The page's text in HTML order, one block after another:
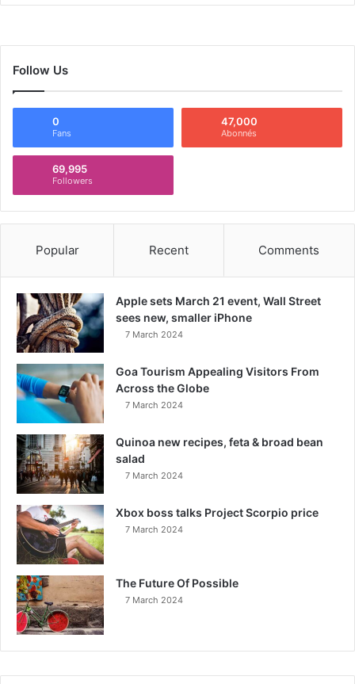
Follow Us
0
Fans
47,000
Abonnés
69,995
Followers
Popular Recent Comments
Apple sets March 21 event, Wall Street
sees new, smaller iPhone
7 March 2024
Goa Tourism Appealing Visitors From
Across the Globe
7 March 2024
Quinoa new recipes, feta & broad bean
salad
7 March 2024
Xbox boss talks Project Scorpio price
7 March 2024
The Future Of Possible
7 March 2024